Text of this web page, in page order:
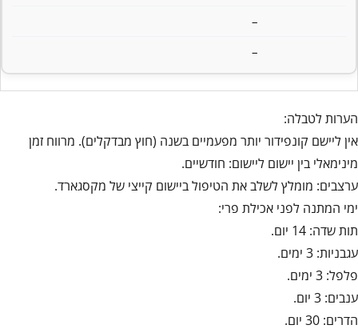
–
–
הערות לטבלה:
אין ליישם קונפידור יותר מפעמיים בשנה (חוץ מבדקלים). מרווח זמן
מינימאלי בין יישום ליישום: חודשיים.
ערצבים: מומלץ לשלב את הטיפול ביישום קייצי של מקסגארד.
ימי המתנה לפני אכילת פרי:
תות שדה: 14 יום.
עגבניות: 3 ימים.
פלפל: 3 ימים.
ענבים: 3 יום.
הדרים: 30 יום.